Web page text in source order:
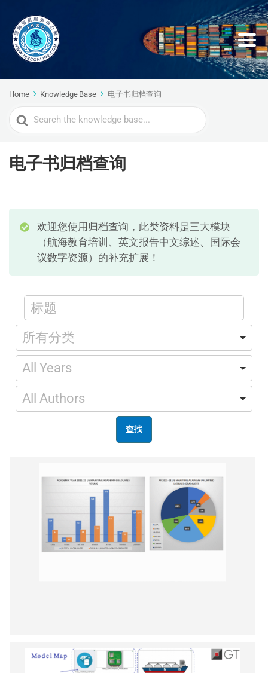
Home Knowledge Base 电子书归档查询
Search
For
电子书归档查询
欢迎您使用归档查询，此类资料是三大模块
（航海教育培训、英文报告中文综述、国际会
议数字资源）的补充扩展！